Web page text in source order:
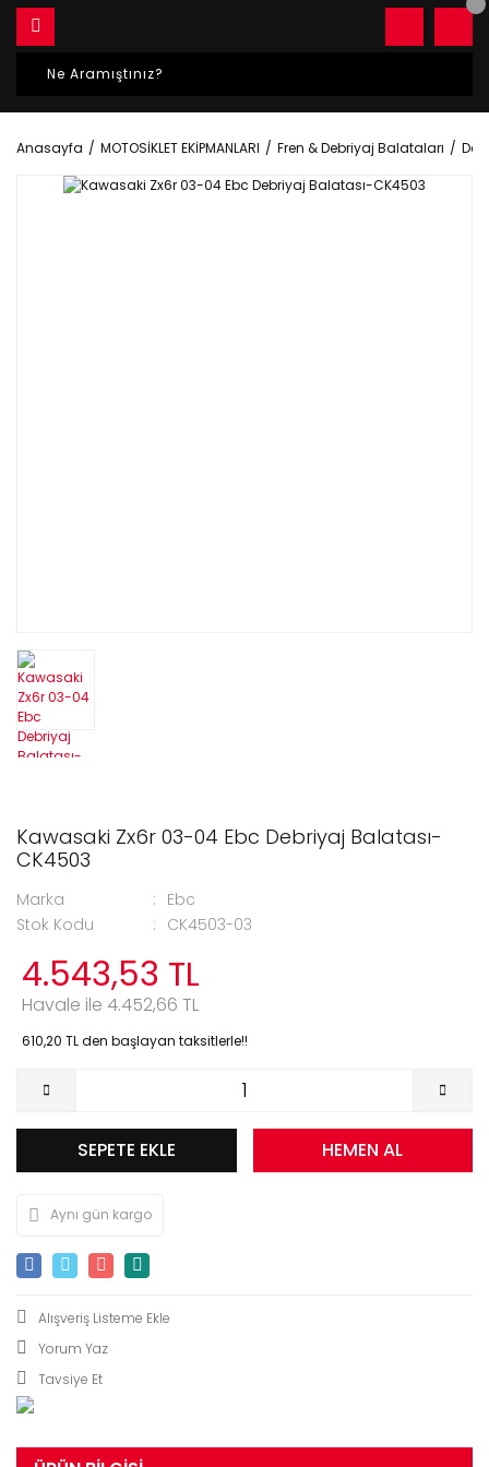
Anasayfa MOTOSİKLET EKİPMANLARI Fren & Debriyaj Balataları
Kawasaki Zx6r 03-04 Ebc Debriyaj Balatası-
CK4503
Marka
Ebc
Stok Kodu
CK4503-03
4.543,53 TL
Havale ile 4.452,66 TL
610,20 TL den başlayan taksitlerle!!
SEPETE EKLE HEMEN AL
Aynı gün kargo
Yorum Yaz
Tavsiye Et